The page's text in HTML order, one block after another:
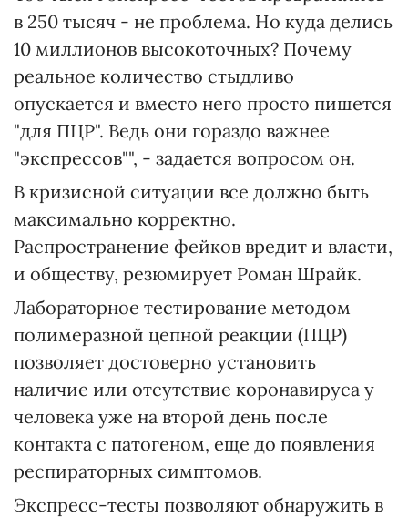
в 250 тысяч - не проблема. Но куда делись
10 миллионов высокоточных? Почему
реальное количество стыдливо
опускается и вместо него просто пишется
"для ПЦР". Ведь они гораздо важнее
"экспрессов"", - задается вопросом он.
В кризисной ситуации все должно быть
максимально корректно.
Распространение фейков вредит и власти,
и обществу, резюмирует Роман Шрайк.
Лабораторное тестирование методом
полимеразной цепной реакции (ПЦР)
позволяет достоверно установить
наличие или отсутствие коронавируса у
человека уже на второй день после
контакта с патогеном, еще до появления
респираторных симптомов.
Экспресс-тесты позволяют обнаружить в